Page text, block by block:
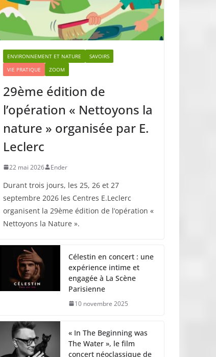
ENVIRONNEMENT ET NATURE
SAVOIRS
VIE PRATIQUE
ZOOM
29ème édition de
l’opération « Nettoyons la
nature » organisée par E.
Leclerc
22 mai 2026 Ender
Durant trois jours, les 25, 26 et 27
septembre 2026 les Centres E.Leclerc
organisent la 29ème édition de l’opération «
Nettoyons la Nature ».
Célestin en concert : une
expérience intime et
engagée à La Scène
Parisienne
10 novembre 2025
« In The Beginning was
The Water », le film
concert néoclassique de